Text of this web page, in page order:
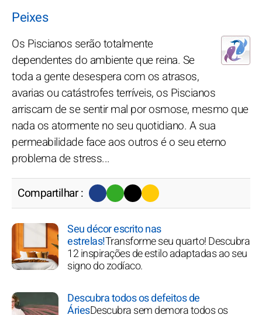
Peixes
Os Piscianos serão totalmente
dependentes do ambiente que reina. Se
toda a gente desespera com os atrasos,
avarias ou catástrofes terríveis, os Piscianos
arriscam de se sentir mal por osmose, mesmo que
nada os atormente no seu quotidiano. A sua
permeabilidade face aos outros é o seu eterno
problema de stress...
Compartilhar :
Seu décor escrito nas
estrelas!Transforme seu quarto! Descubra
12 inspirações de estilo adaptadas ao seu
signo do zodíaco.
Descubra todos os defeitos de
ÁriesDescubra sem demora todos os